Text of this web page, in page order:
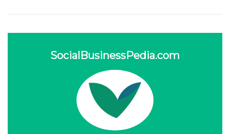
SocialBusinessPedia.com